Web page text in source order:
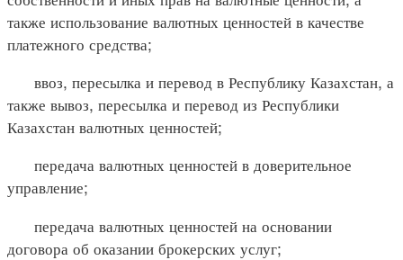
также использование валютных ценностей в качестве
платежного средства;
ввоз, пересылка и перевод в Республику Казахстан, а
также вывоз, пересылка и перевод из Республики
Казахстан валютных ценностей;
передача валютных ценностей в доверительное
управление;
передача валютных ценностей на основании
договора об оказании брокерских услуг;